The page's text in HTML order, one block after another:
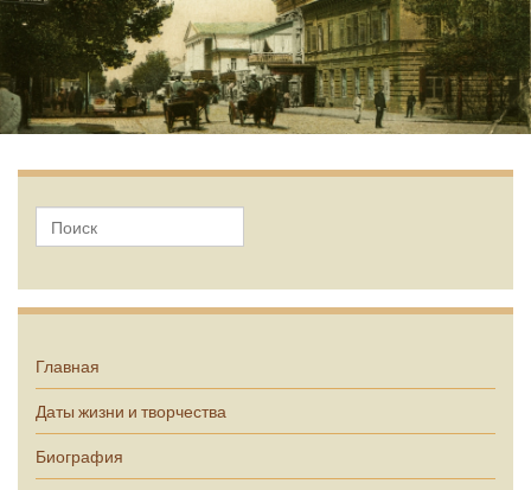
Главная
Даты жизни и творчества
Биография